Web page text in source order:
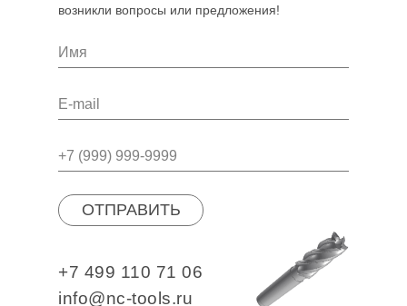
возникли вопросы или предложения!
+7 499 110 71 06
info@nc-tools.ru
ОТПРАВИТЬ